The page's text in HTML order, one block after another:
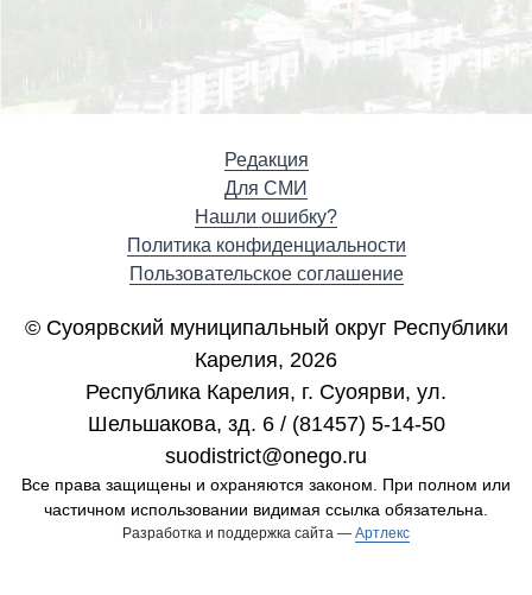
Редакция
Для СМИ
Нашли ошибку?
Политика конфиденциальности
Пользовательское соглашение
© Суоярвский муниципальный округ Республики
Карелия, 2026
Республика Карелия, г. Cуоярви, ул.
Шельшакова, зд. 6 / (81457) 5-14-50
suodistrict@onego.ru
Все права защищены и охраняются законом. При полном или
частичном использовании видимая ссылка обязательна.
Разработка и поддержка сайта — Артлекс